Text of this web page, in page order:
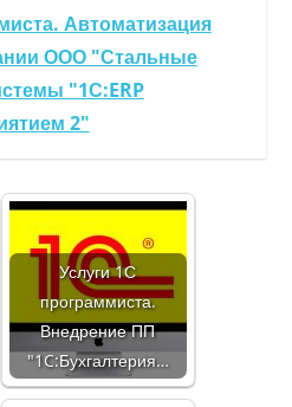
Автоматизация
ООО "Стальные
"1С:ERP
2"
Услуги 1С
программиста.
Внедрение ПП
"1C:Бухгалтерия…